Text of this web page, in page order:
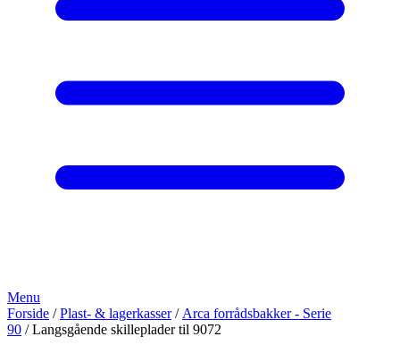
Menu
Forside /Plast- & lagerkasser/ Arca forrådsbakker - Serie
90 / Langsgående skilleplader til 9072